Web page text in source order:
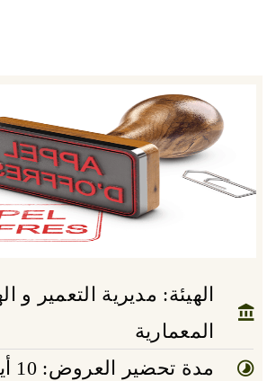
الهيئة: مديرية التعمير و
المعمارية
مدة تحضير العروض: 10 أيام